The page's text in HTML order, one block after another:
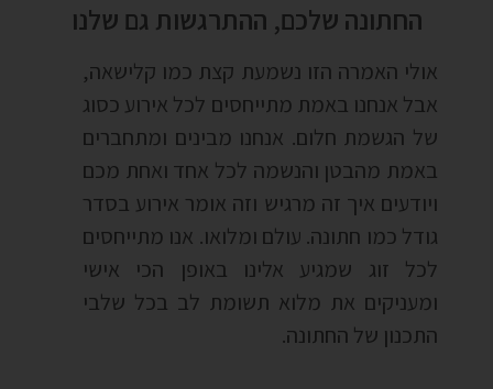
החתונה שלכם, ההתרגשות גם שלנו
אולי האמרה הזו נשמעת קצת כמו קלישאה,
אבל אנחנו באמת מתייחסים לכל אירוע כסוג
של הגשמת חלום. אנחנו מבינים ומתחברים
באמת מהבטן והנשמה לכל אחד ואחת מכם
ויודעים איך זה מרגיש וזה אומר אירוע בסדר
גודל כמו חתונה. עולם ומלואו. אנו מתייחסים
לכל זוג שמגיע אלינו באופן הכי אישי
ומעניקים את מלוא תשומת לב בכל שלבי
התכנון של החתונה.